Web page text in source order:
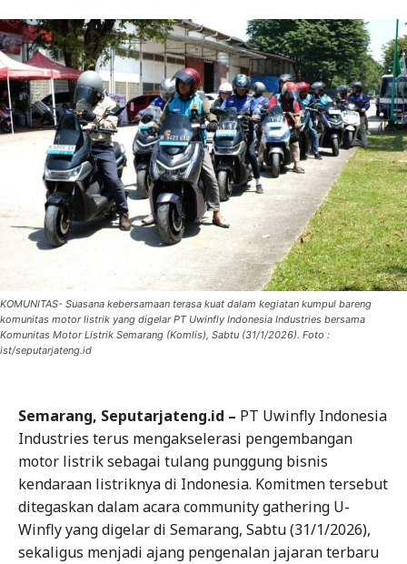
KOMUNITAS- Suasana kebersamaan terasa kuat dalam kegiatan kumpul bareng
komunitas motor listrik yang digelar PT Uwinfly Indonesia Industries bersama
Komunitas Motor Listrik Semarang (Komlis), Sabtu (31/1/2026). Foto :
ist/seputarjateng.id
Semarang, Seputarjateng.id – PT Uwinfly Indonesia
Industries terus mengakselerasi pengembangan
motor listrik sebagai tulang punggung bisnis
kendaraan listriknya di Indonesia. Komitmen tersebut
ditegaskan dalam acara community gathering U-
Winfly yang digelar di Semarang, Sabtu (31/1/2026),
sekaligus menjadi ajang pengenalan jajaran terbaru